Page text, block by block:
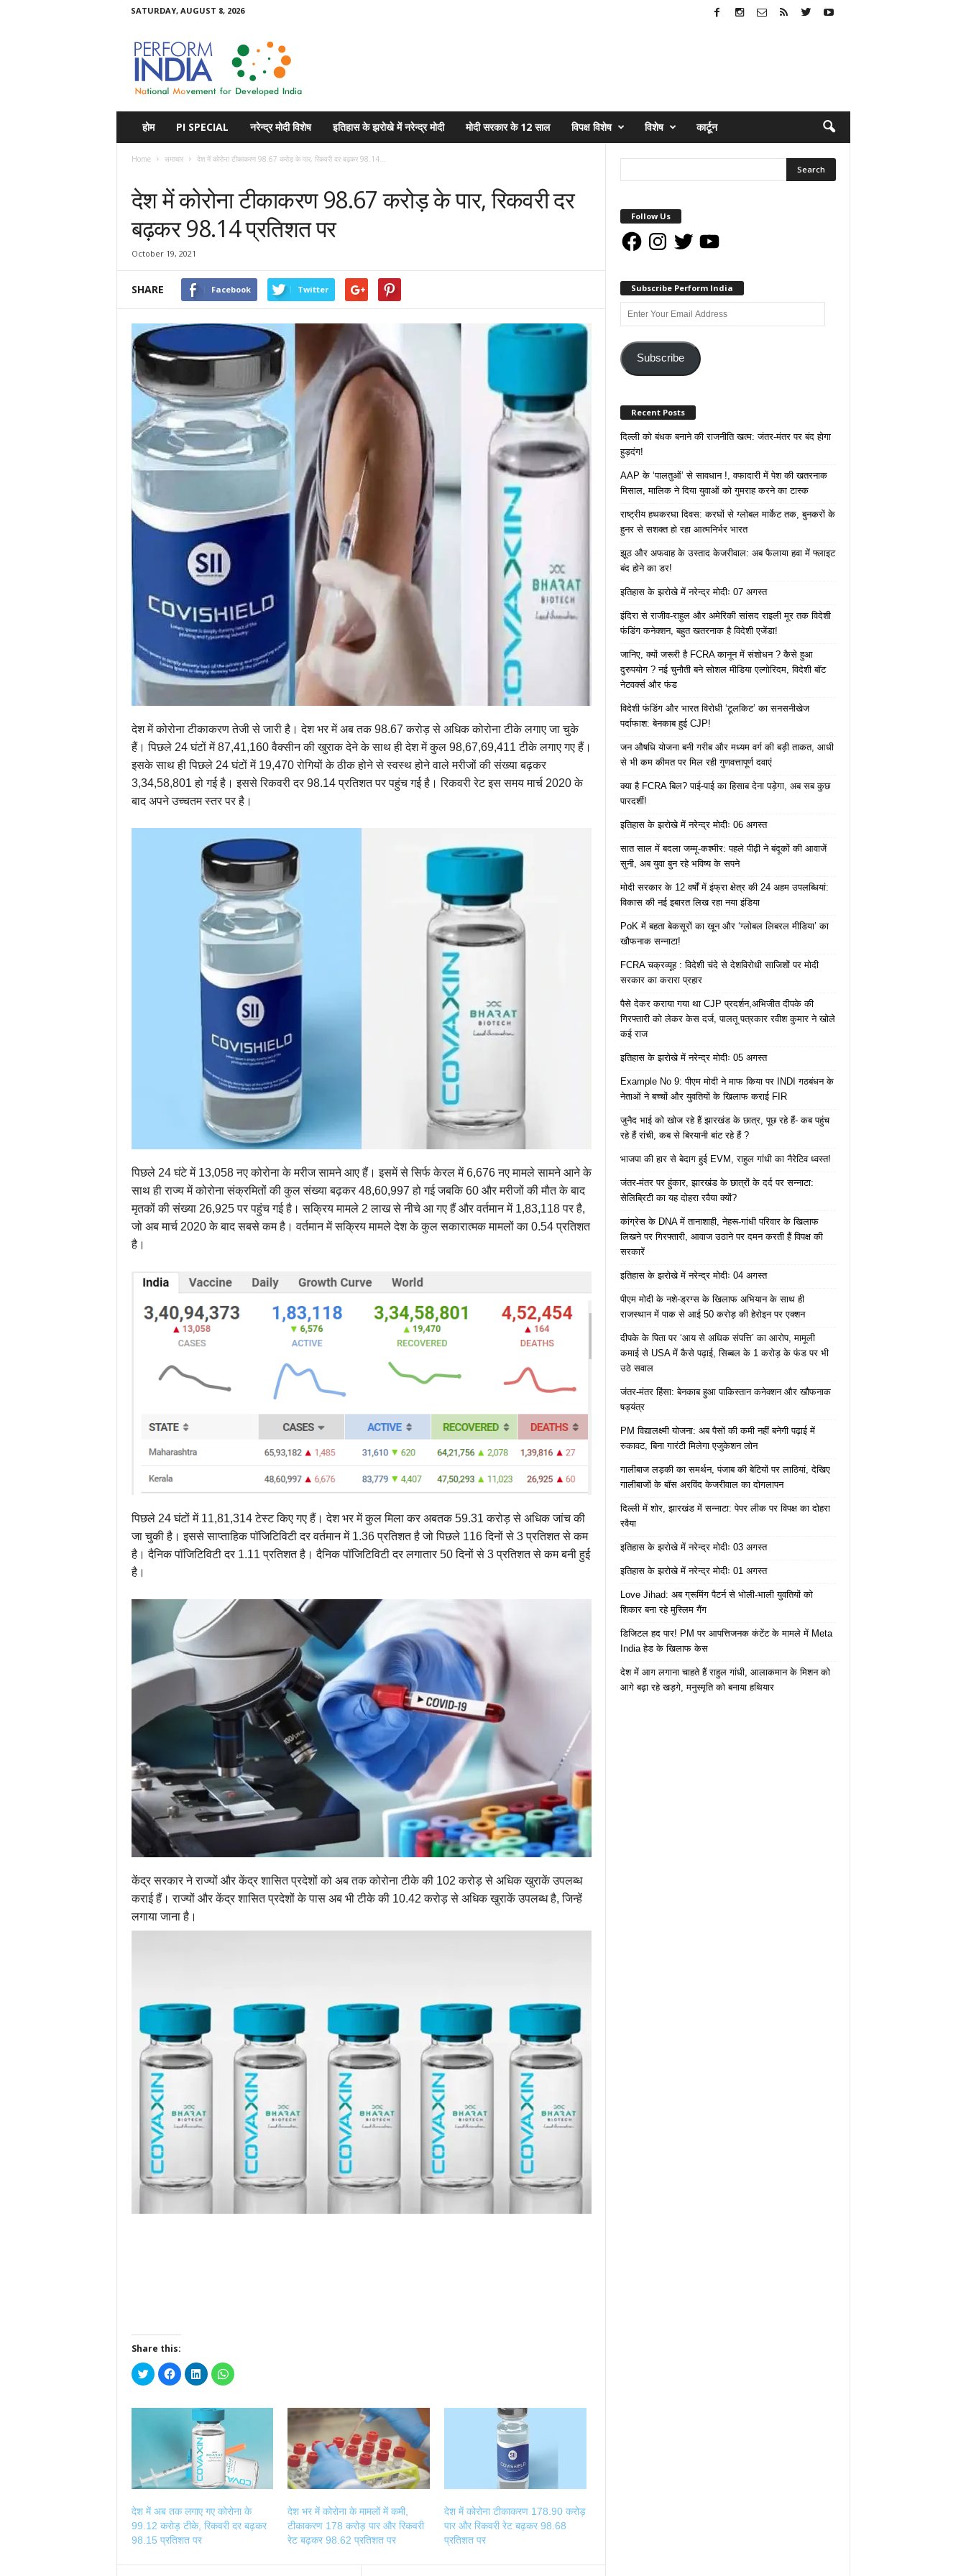
SATURDAY, AUGUST 8, 2026
होम PI SPECIAL नरेन्द्र मोदी विशेष इतिहास के झरोखे में नरेन्द्र मोदी मोदी सरकार के 12 साल विपक्ष विशेष विशेष कार्टून
Home समाचार देश में कोरोना टीकाकरण 98.67 करोड़ के पार, रिकवरी दर बढ़कर 98.14...
देश में कोरोना टीकाकरण 98.67 करोड़ के पार, रिकवरी दर
बढ़कर 98.14 प्रतिशत पर
October 19, 2021
SHARE Facebook Twitter
देश में कोरोना टीकाकरण तेजी से जारी है। देश भर में अब तक 98.67 करोड़ से अधिक कोरोना टीके लगाए जा चुके
हैं। पिछले 24 घंटों में 87,41,160 वैक्सीन की खुराक देने के साथ ही देश में कुल 98,67,69,411 टीके लगाए गए हैं।
इसके साथ ही पिछले 24 घंटों में 19,470 रोगियों के ठीक होने से स्वस्थ होने वाले मरीजों की संख्या बढ़कर
3,34,58,801 हो गई है। इससे रिकवरी दर 98.14 प्रतिशत पर पहुंच गई है। रिकवरी रेट इस समय मार्च 2020 के
बाद अपने उच्चतम स्तर पर है।
पिछले 24 घंटे में 13,058 नए कोरोना के मरीज सामने आए हैं। इसमें से सिर्फ केरल में 6,676 नए मामले सामने आने के
साथ ही राज्य में कोरोना संक्रमितों की कुल संख्या बढ़कर 48,60,997 हो गई जबकि 60 और मरीजों की मौत के बाद
मृतकों की संख्या 26,925 पर पहुंच गई है। सक्रिय मामले 2 लाख से नीचे आ गए हैं और वर्तमान में 1,83,118 पर है,
जो अब मार्च 2020 के बाद सबसे कम है। वर्तमान में सक्रिय मामले देश के कुल सकारात्मक मामलों का 0.54 प्रतिशत
है।
पिछले 24 घंटों में 11,81,314 टेस्ट किए गए हैं। देश भर में कुल मिला कर अबतक 59.31 करोड़ से अधिक जांच की
जा चुकी है। इससे साप्ताहिक पॉजिटिविटी दर वर्तमान में 1.36 प्रतिशत है जो पिछले 116 दिनों से 3 प्रतिशत से कम
है। दैनिक पॉजिटिविटी दर 1.11 प्रतिशत है। दैनिक पॉजिटिविटी दर लगातार 50 दिनों से 3 प्रतिशत से कम बनी हुई
है।
केंद्र सरकार ने राज्यों और केंद्र शासित प्रदेशों को अब तक कोरोना टीके की 102 करोड़ से अधिक खुराकें उपलब्ध
कराई हैं। राज्यों और केंद्र शासित प्रदेशों के पास अब भी टीके की 10.42 करोड़ से अधिक खुराकें उपलब्‍ध है, जिन्हें
लगाया जाना है।
Share this:
Click
to
share
Twitter
Click
to
share
Facebook
(Opens
new
window)
Click
to
share
LinkedIn
(Opens
in
new
window)
Click
to
WhatsApp
window)
देश में अब तक लगाए गए कोरोना के
99.12 करोड़ टीके, रिकवरी दर बढ़कर
98.15 प्रतिशत पर
देश भर में कोरोना के मामलों में कमी,
टीकाकरण 178 करोड़ पार और रिकवरी
रेट बढ़कर 98.62 प्रतिशत पर
देश में कोरोना टीकाकरण 178.90 करोड़
पार और रिकवरी रेट बढ़कर 98.68
प्रतिशत पर
Follow Us
FacebookInstagram
Twitter YouTube
Subscribe Perform India
Enter
Your
AddressSubscribe
Recent Posts
दिल्ली को बंधक बनाने की राजनीति खत्म: जंतर-मंतर पर बंद होगा
हुड़दंग!
AAP के ‘पालतुओं’ से सावधान !, वफादारी में पेश की खतरनाक
मिसाल, मालिक ने दिया युवाओं को गुमराह करने का टास्क
राष्ट्रीय हथकरघा दिवस: करघों से ग्लोबल मार्केट तक, बुनकरों के
हुनर से सशक्त हो रहा आत्मनिर्भर भारत
झूठ और अफवाह के उस्ताद केजरीवाल: अब फैलाया हवा में फ्लाइट
बंद होने का डर!
इतिहास के झरोखे में नरेन्द्र मोदीः 07 अगस्त
इंदिरा से राजीव-राहुल और अमेरिकी सांसद राइली मूर तक विदेशी
फंडिंग कनेक्शन, बहुत खतरनाक है विदेशी एजेंडा!
जानिए, क्यों जरूरी है FCRA कानून में संशोधन ? कैसे हुआ
दुरुपयोग ? नई चुनौती बने सोशल मीडिया एल्गोरिदम, विदेशी बॉट
नेटवर्क्स और फंड
विदेशी फंडिंग और भारत विरोधी ‘टूलकिट’ का सनसनीखेज
पर्दाफाश: बेनकाब हुई CJP!
जन औषधि योजना बनी गरीब और मध्यम वर्ग की बड़ी ताकत, आधी
से भी कम कीमत पर मिल रही गुणवत्तापूर्ण दवाएं
क्या है FCRA बिल? पाई-पाई का हिसाब देना पड़ेगा, अब सब कुछ
पारदर्शी!
इतिहास के झरोखे में नरेन्द्र मोदीः 06 अगस्त
सात साल में बदला जम्मू-कश्मीर: पहले पीढ़ी ने बंदूकों की आवाजें
सुनी, अब युवा बुन रहे भविष्य के सपने
मोदी सरकार के 12 वर्षों में इंफ्रा क्षेत्र की 24 अहम उपलब्धियां:
विकास की नई इबारत लिख रहा नया इंडिया
PoK में बहता बेकसूरों का खून और ‘ग्लोबल लिबरल मीडिया’ का
खौफनाक सन्नाटा!
FCRA चक्रव्यूह : विदेशी चंदे से देशविरोधी साजिशों पर मोदी
सरकार का करारा प्रहार
पैसे देकर कराया गया था CJP प्रदर्शन,अभिजीत दीपके की
गिरफ्तारी को लेकर केस दर्ज, पालतू पत्रकार रवीश कुमार ने खोले
कई राज
इतिहास के झरोखे में नरेन्द्र मोदीः 05 अगस्त
Example No 9: पीएम मोदी ने माफ किया पर INDI गठबंधन के
नेताओं ने बच्चों और युवतियों के खिलाफ कराई FIR
जुनैद भाई को खोज रहे हैं झारखंड के छात्र, पूछ रहे हैं- कब पहुंच
रहे हैं रांची, कब से बिरयानी बांट रहे हैं ?
भाजपा की हार से बेदाग हुई EVM, राहुल गांधी का नैरेटिव ध्वस्त!
जंतर-मंतर पर हुंकार, झारखंड के छात्रों के दर्द पर सन्नाटा:
सेलिब्रिटी का यह दोहरा रवैया क्यों?
कांग्रेस के DNA में तानाशाही, नेहरू-गांधी परिवार के खिलाफ
लिखने पर गिरफ्तारी, आवाज उठाने पर दमन करती हैं विपक्ष की
सरकारें
इतिहास के झरोखे में नरेन्द्र मोदीः 04 अगस्त
पीएम मोदी के नशे-ड्रग्स के खिलाफ अभियान के साथ ही
राजस्थान में पाक से आई 50 करोड़ की हेरोइन पर एक्शन
दीपके के पिता पर ‘आय से अधिक संपत्ति’ का आरोप, मामूली
कमाई से USA में कैसे पढ़ाई, सिब्बल के 1 करोड़ के फंड पर भी
उठे सवाल
जंतर-मंतर हिंसा: बेनकाब हुआ पाकिस्तान कनेक्शन और खौफनाक
षड्यंत्र
PM विद्यालक्ष्मी योजना: अब पैसों की कमी नहीं बनेगी पढ़ाई में
रुकावट, बिना गारंटी मिलेगा एजुकेशन लोन
गालीबाज लड़की का समर्थन, पंजाब की बेटियों पर लाठियां, देखिए
गालीबाजों के बॉस अरविंद केजरीवाल का दोगलापन
दिल्ली में शोर, झारखंड में सन्नाटा: पेपर लीक पर विपक्ष का दोहरा
रवैया
इतिहास के झरोखे में नरेन्द्र मोदीः 03 अगस्त
इतिहास के झरोखे में नरेन्द्र मोदीः 01 अगस्त
Love Jihad: अब ग्रूमिंग पैटर्न से भोली-भाली युवतियों को
शिकार बना रहे मुस्लिम गैंग
डिजिटल हद पार! PM पर आपत्तिजनक कंटेंट के मामले में Meta
India हेड के खिलाफ केस
देश में आग लगाना चाहते हैं राहुल गांधी, आलाकमान के मिशन को
आगे बढ़ा रहे खड़गे, मनुस्मृति को बनाया हथियार